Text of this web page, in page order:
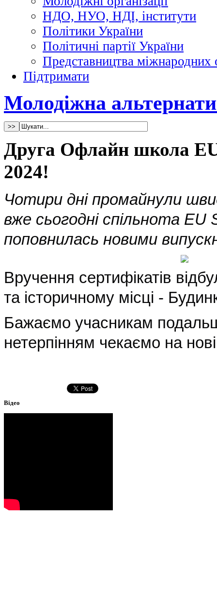
НДО, НУО, НДІ, інститути
Політики України
Політичні партії України
Представництва міжнародних
Підтримати
Молодіжна
Друга Офлайн школа
2024!
Чотири дні промайнули
вже сьогодні спільнота EU
поповнилась новими
Вручення сертифікатів
та історичному місці -
Бажаємо учасникам
нетерпінням чекаємо на нові
Відео